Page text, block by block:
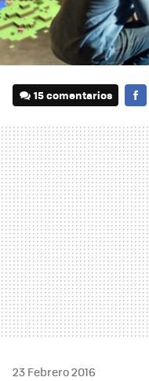
15 comentarios
23 Febrero 2016